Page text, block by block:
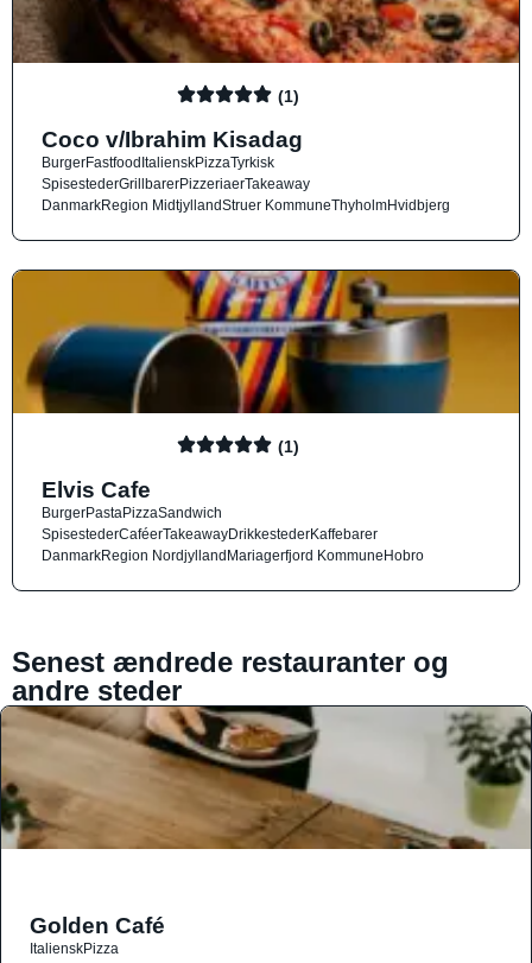
(1)
Coco v/Ibrahim Kisadag
BurgerFastfoodItalienskPizzaTyrkisk
SpisestederGrillbarerPizzeriaerTakeaway
DanmarkRegion MidtjyllandStruer KommuneThyholmHvidbjerg
(1)
Elvis Cafe
BurgerPastaPizzaSandwich
SpisestederCaféerTakeawayDrikkestederKaffebarer
DanmarkRegion NordjyllandMariagerfjord KommuneHobro
Senest ændrede restauranter og
andre steder
Golden Café
ItalienskPizza